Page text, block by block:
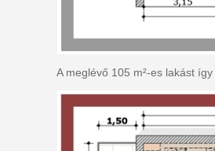
A meglévő 105 m²-es lakást